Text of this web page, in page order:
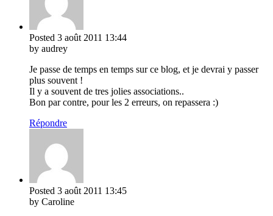
Posted 3 août 2011 13:44
by audrey
Je passe de temps en temps sur ce blog, et je devrai y passer
plus souvent !
Il y a souvent de tres jolies associations..
Bon par contre, pour les 2 erreurs, on repassera :)
Répondre
Posted 3 août 2011 13:45
by Caroline